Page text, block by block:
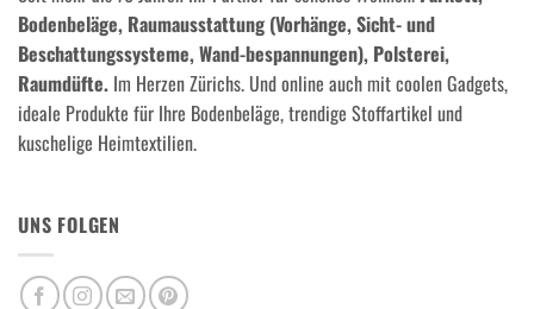
Bodenbeläge, Raumausstattung (Vorhänge, Sicht- und
Beschattungssysteme, Wand-bespannungen), Polsterei,
Raumdüfte. Im Herzen Zürichs. Und online auch mit coolen Gadgets,
ideale Produkte für Ihre Bodenbeläge, trendige Stoffartikel und
kuschelige Heimtextilien.
UNS FOLGEN